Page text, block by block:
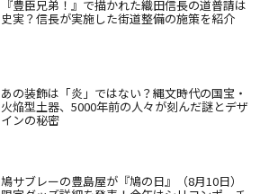
『豊臣兄弟！』で描かれた織田信長の道普請は
史実？信長が実施した街道整備の施策を紹介
あの装飾は「炎」ではない？縄文時代の国宝・
火焔型土器、5000年前の人々が刻んだ謎とデザ
インの秘密
鳩サブレーの豊島屋が『鳩の日』（8月10日）